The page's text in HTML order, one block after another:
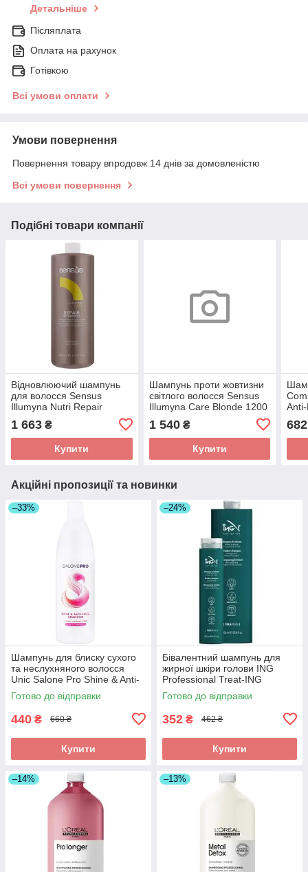
Детальніше
Післяплата
Оплата на рахунок
Готівкою
Всі умови оплати
Умови повернення
Повернення товару впродовж 14 днів за домовленістю
Всі умови повернення
Подібні товари компанії
Відновлюючий шампунь
для волосся Sensus
Illumyna Nutri Repair
1 663 ₴
Купити
Шампунь проти жовтизни
світлого волосся Sensus
Illumyna Care Blonde 1200
1 540₴
Купити
682
Акційні пропозиції та новинки
–33%
Шампунь для блиску сухого
та неслухняного волосся
Unic Salone Pro Shine & Anti-
Frizz Shampoo 1000мл
Готово до відправки
440 ₴ 660 ₴
Купити
–24%
Бівалентний шампунь для
жирної шкіри голови ING
Professional Treat-ING
Bivalent Shampoo 250 мл
Готово до відправки
352 ₴ 462 ₴
Купити
–14% –13%